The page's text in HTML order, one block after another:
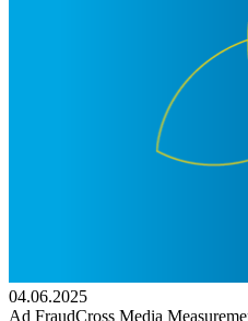
04.06.2025
Ad FraudCross Media